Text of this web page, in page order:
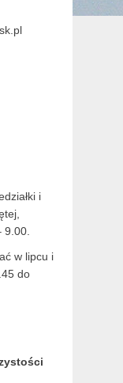
i
9.00.
w lipcu i
do